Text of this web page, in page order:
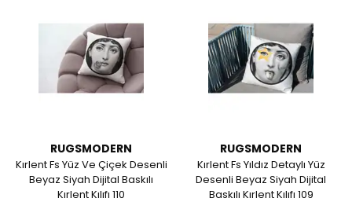
RUGSMODERN
Kırlent Fs Yüz Ve Çiçek Desenli
Beyaz Siyah Dijital Baskılı
Kırlent Kılıfı 110
RUGSMODERN
Kırlent Fs Yıldız Detaylı Yüz
Desenli Beyaz Siyah Dijital
Baskılı Kırlent Kılıfı 109